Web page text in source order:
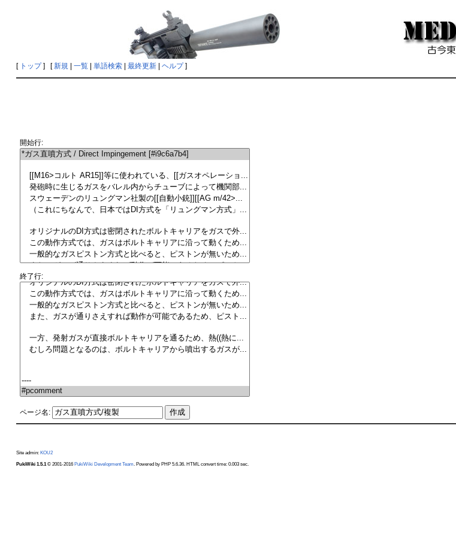
[ トップ] [新規| 一覧| 単語検索| 最終更新| ヘルプ]
開始行:
終了行:
ページ名:
Site admin: KOU2
PukiWiki 1.5.1© 2001-2016 PukiWiki Development Team. Powered by PHP 5.6.36. HTML convert time: 0.003 sec.